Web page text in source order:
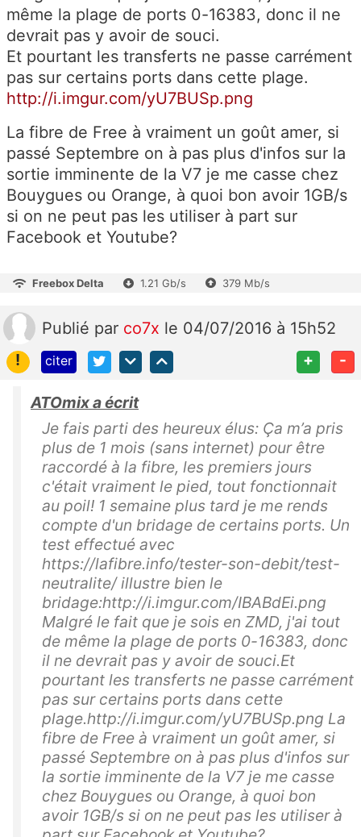
même la plage de ports 0-16383, donc il ne
devrait pas y avoir de souci.
Et pourtant les transferts ne passe carrément
pas sur certains ports dans cette plage.
http://i.imgur.com/yU7BUSp.png
La fibre de Free à vraiment un goût amer, si
passé Septembre on à pas plus d'infos sur la
sortie imminente de la V7 je me casse chez
Bouygues ou Orange, à quoi bon avoir 1GB/s
si on ne peut pas les utiliser à part sur
Facebook et Youtube?
Freebox Delta 1.21 Gb/s 379 Mb/s
Publié par co7x le 04/07/2016 à 15h52
!
citer + -
ATOmix a écrit
Je fais parti des heureux élus: Ça m’a pris
plus de 1 mois (sans internet) pour être
raccordé à la fibre, les premiers jours
c'était vraiment le pied, tout fonctionnait
au poil! 1 semaine plus tard je me rends
compte d'un bridage de certains ports. Un
test effectué avec
https://lafibre.info/tester-son-debit/test-
neutralite/ illustre bien le
bridage:http://i.imgur.com/IBABdEi.png
Malgré le fait que je sois en ZMD, j'ai tout
de même la plage de ports 0-16383, donc
il ne devrait pas y avoir de souci.Et
pourtant les transferts ne passe carrément
pas sur certains ports dans cette
plage.http://i.imgur.com/yU7BUSp.png La
fibre de Free à vraiment un goût amer, si
passé Septembre on à pas plus d'infos sur
la sortie imminente de la V7 je me casse
chez Bouygues ou Orange, à quoi bon
avoir 1GB/s si on ne peut pas les utiliser à